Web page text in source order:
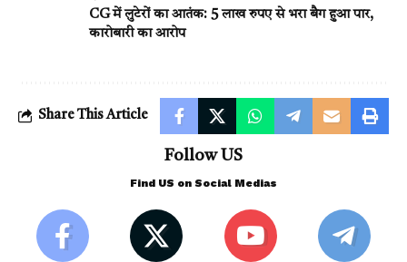
CG में लुटेरों का आतंक: 5 लाख रुपए से भरा बैग हुआ पार,
कारोबारी का आरोप
Share This Article
Follow US
Find US on Social Medias